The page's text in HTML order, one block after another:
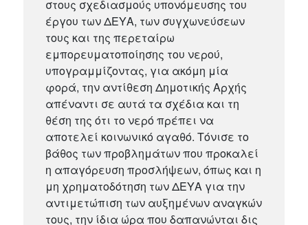
στους σχεδιασμούς υπονόμευσης του
έργου των ΔΕΥΑ, των συγχωνεύσεων
τους και της περεταίρω
εμπορευματοποίησης του νερού,
υπογραμμίζοντας, για ακόμη μία
φορά, την αντίθεση Δημοτικής Αρχής
απέναντι σε αυτά τα σχέδια και τη
θέση της ότι το νερό πρέπει να
αποτελεί κοινωνικό αγαθό. Τόνισε το
βάθος των προβλημάτων που προκαλεί
η απαγόρευση προσλήψεων, όπως και η
μη χρηματοδότηση των ΔΕΥΑ για την
αντιμετώπιση των αυξημένων αναγκών
τους, την ίδια ώρα που δαπανώνται δις